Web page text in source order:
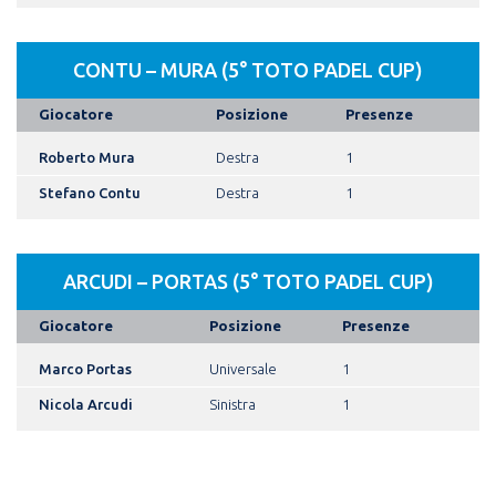
CONTU – MURA (5° TOTO PADEL CUP)
Giocatore Posizione Presenze
Roberto Mura Destra 1
Stefano Contu Destra 1
ARCUDI – PORTAS (5° TOTO PADEL CUP)
Giocatore Posizione Presenze
Marco Portas Universale 1
Nicola Arcudi Sinistra 1